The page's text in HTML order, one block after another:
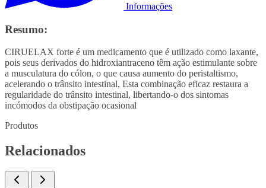
Informações
Resumo:
CIRUELAX forte é um medicamento que é utilizado como laxante,
pois seus derivados do hidroxiantraceno têm ação estimulante sobre
a musculatura do cólon, o que causa aumento do peristaltismo,
acelerando o trânsito intestinal, Esta combinação eficaz restaura a
regularidade do trânsito intestinal, libertando-o dos sintomas
incómodos da obstipação ocasional
Produtos
Relacionados